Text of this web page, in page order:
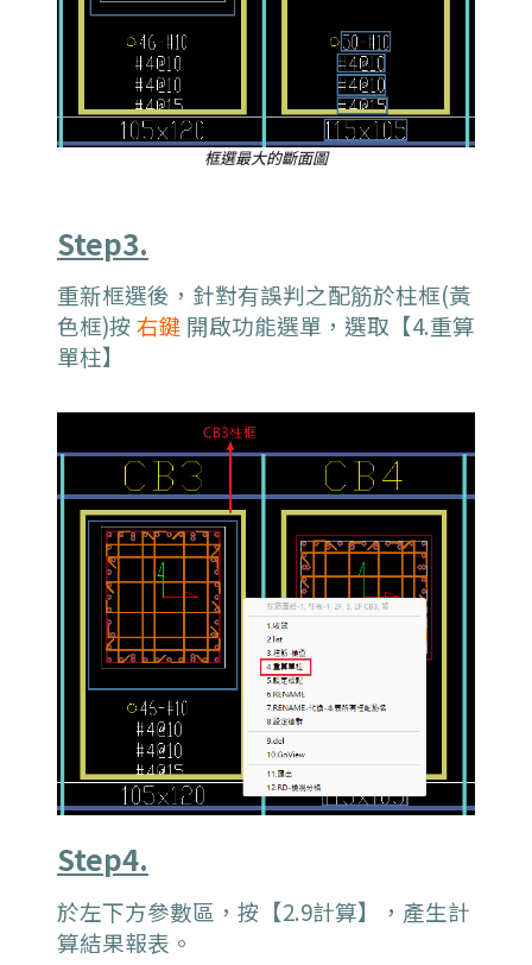
框選最大的斷面圖
Step3.
重新框選後，針對有誤判之配筋於柱框(黃
色框)按右鍵 開啟功能選單，選取【4.重算
單柱】
Step4.
於左下方參數區，按【2.9計算】，產生計
算結果報表。